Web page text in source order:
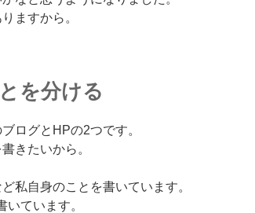
ますから。
を分ける
ログとHPの2つです。
きたいから。
私自身のことを書いています。
ています。